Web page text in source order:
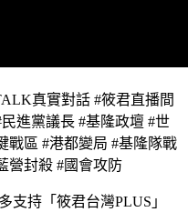
真實對話 #筱君直播間
進黨議長 #基隆政壇 #世
戰區 #港都變局 #基隆隊戰
營封殺 #國會攻防
持「筱君台灣PLUS」